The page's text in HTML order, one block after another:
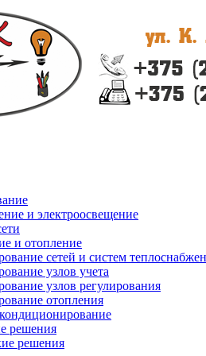
и электроосвещение
и отопление
сетей и систем
узлов учета
узлов регулирования
отопления
решения
решения